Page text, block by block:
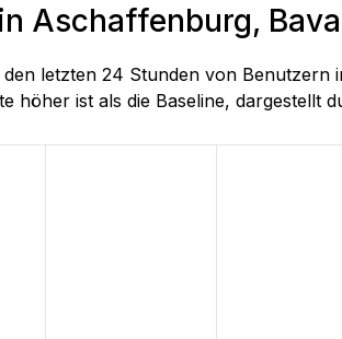
Aschaffenburg,
letzten 24 Stunden von
höher ist als die Baseline, dargestellt